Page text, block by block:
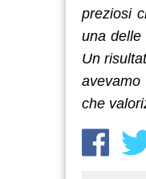
preziosi
una delle
Un
che